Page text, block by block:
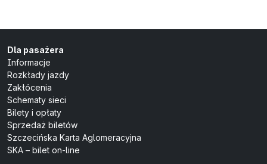
Dla pasażera
Informacje
Rozkłady jazdy
Zakłócenia
Schematy sieci
Bilety i opłaty
Sprzedaż biletów
Szczecińska Karta Aglomeracyjna
SKA – bilet on-line